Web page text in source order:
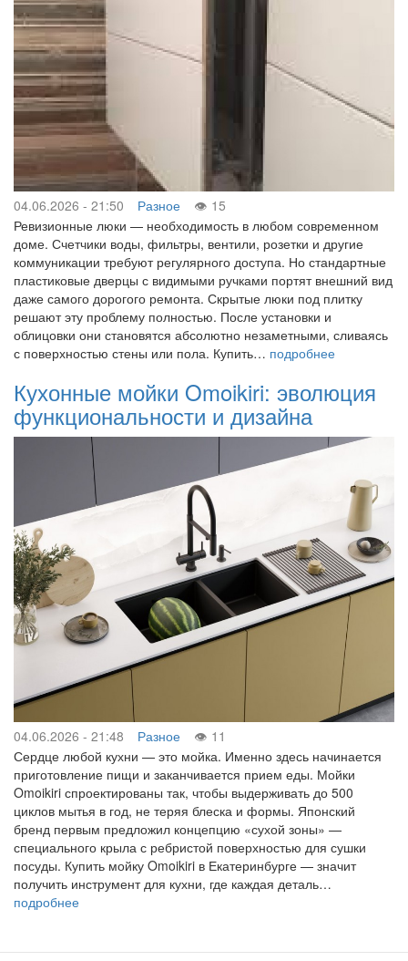
04.06.2026 - 21:50 Разное
15
Ревизионные люки — необходимость в любом современном
доме. Счетчики воды, фильтры, вентили, розетки и другие
коммуникации требуют регулярного доступа. Но стандартные
пластиковые дверцы с видимыми ручками портят внешний вид
даже самого дорогого ремонта. Скрытые люки под плитку
решают эту проблему полностью. После установки и
облицовки они становятся абсолютно незаметными, сливаясь
с поверхностью стены или пола. Купить… подробнее
Кухонные мойки Omoikiri: эволюция
функциональности и дизайна
04.06.2026 - 21:48 Разное
11
Сердце любой кухни — это мойка. Именно здесь начинается
приготовление пищи и заканчивается прием еды. Мойки
Omoikiri спроектированы так, чтобы выдерживать до 500
циклов мытья в год, не теряя блеска и формы. Японский
бренд первым предложил концепцию «сухой зоны» —
специального крыла с ребристой поверхностью для сушки
посуды. Купить мойку Omoikiri в Екатеринбурге — значит
получить инструмент для кухни, где каждая деталь…
подробнее